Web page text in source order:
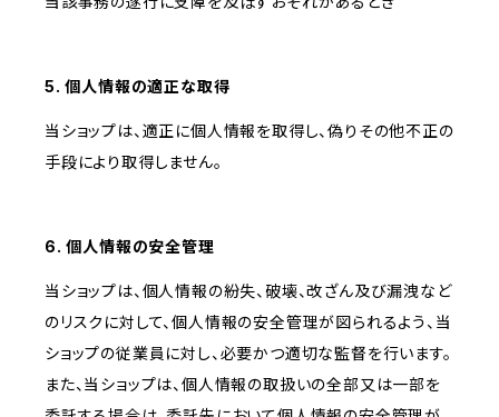
5. 個人情報の適正な取得
当ショップは、適正に個人情報を取得し、偽りその他不正の
手段により取得しません。
6. 個人情報の安全管理
当ショップは、個人情報の紛失、破壊、改ざん及び漏洩など
のリスクに対して、個人情報の安全管理が図られるよう、当
ショップの従業員に対し、必要かつ適切な監督を行います。
また、当ショップは、個人情報の取扱いの全部又は一部を